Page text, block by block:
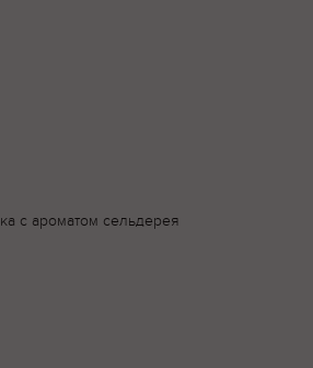
с ароматом сельдерея